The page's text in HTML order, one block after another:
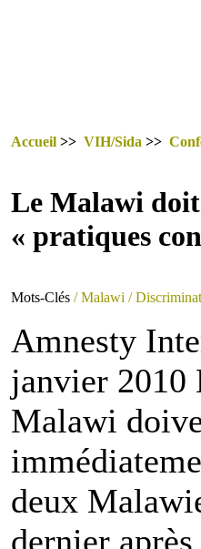
Accueil >> VIH/Sida >>
Le Malawi doit
« pratiques
Mots-Clés / Malawi /
Amnesty
janvier 2010
Malawi
deux
dernier